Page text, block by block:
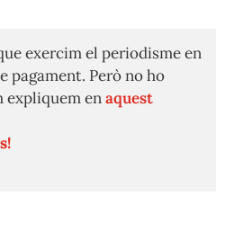
exercim el periodisme en
pagament. Però no ho
expliquem enaquest